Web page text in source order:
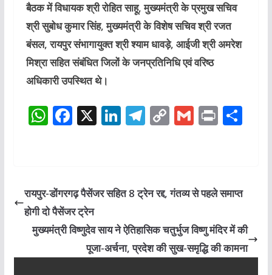
बैठक में विधायक श्री रोहित साहू, मुख्यमंत्री के प्रमुख सचिव
श्री सुबोध कुमार सिंह, मुख्यमंत्री के विशेष सचिव श्री रजत
बंसल, रायपुर संभागायुक्त श्री श्याम धावड़े, आईजी श्री अमरेश
मिश्रा सहित संबंधित जिलों के जनप्रतिनिधि एवं वरिष्ठ
अधिकारी उपस्थित थे।
W
A
p
p
F
b
o
o
k
X Li
dI
T
ra
C
Li
k
G P S
रायपुर-डोंगरगढ़ पैसेंजर सहित 8 ट्रेन रद्द, गंतव्य से पहले समाप्त
होगी दो पैसेंजर ट्रेन
मुख्यमंत्री विष्णुदेव साय ने ऐतिहासिक चतुर्भुज विष्णु मंदिर में की
पूजा-अर्चना, प्रदेश की सुख-समृद्धि की कामना